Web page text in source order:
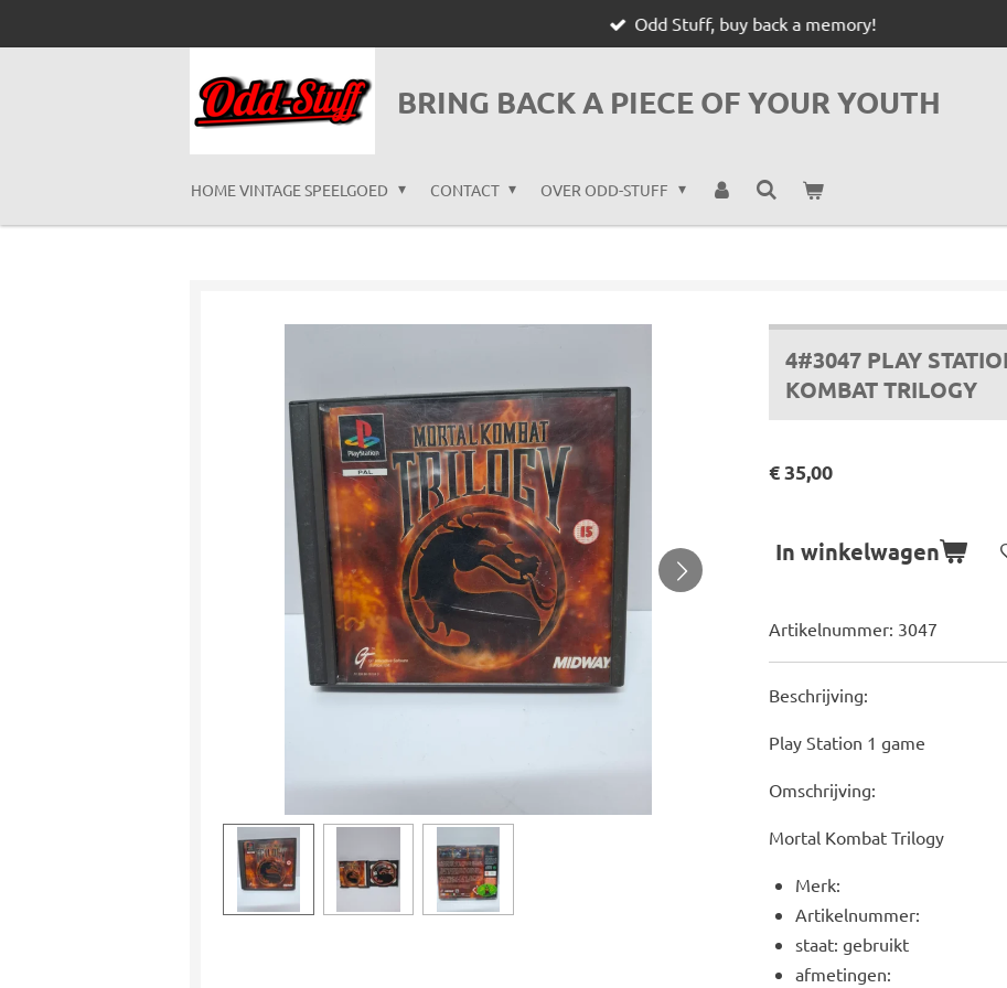
Odd Stuff, buy back a memory!
BRING BACK A PIECE OF YOUR YOUTH
HOME VINTAGE SPEELGOED CONTACT OVER ODD-STUFF
4#3047 PLAY
KOMBAT TRILOGY
€ 35,00
In winkelwagen
Artikelnummer: 3047
Beschrijving:
Play Station 1 game
Omschrijving:
Mortal Kombat Trilogy
Merk:
Artikelnummer:
staat: gebruikt
afmetingen: